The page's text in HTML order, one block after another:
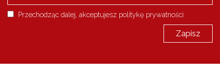
Przechodząc dalej, akceptujesz politykę prywatności